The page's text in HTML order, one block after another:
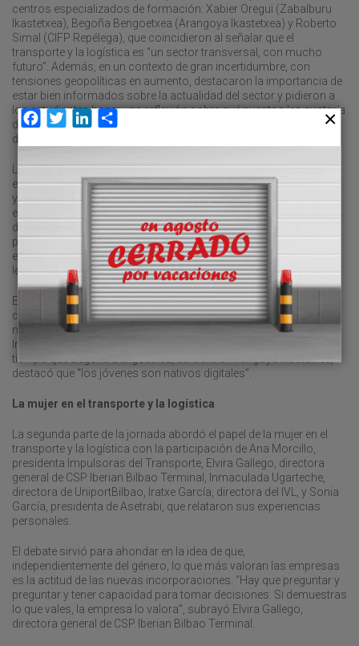
centros especializados de formación: Xabier Oregui (Zabalburu
Ikastetxea), Begoña Bengoetxea (Arangoya Ikastetxea) y Roberto
Simal (CIFP Repélega), que coincidieron al señalar que el
transporte y la logística es “un sector transversal, con mucho
futuro”. Además, en un contexto de gran incertidumbre, con
tensiones geopolíticas en aumento, destacaron la importancia de
estar bien informados sobre la actualidad del sector y pidieron a
los estudiantes hacer una reflexión sobre qué puestos les gustaría
desempeñar. “Conócete a ti mismo”, señaló Begoña Bengoetxea,
del centro Arangoya Ikastetxea.
La jornada sirvió, igualmente, para reflejar la distancia que aún
existe entre las materias que se imparten en los ciclos formativos
y la demanda real del mercado. “Es vital una mayor colaboración
entre los centros educativos, las empresas y las instituciones”,
demandó Unai Arranz, de la empresa Piergurg. Hasta hace bien
poco en el lado de los estudiantes, Arranz reivindicó, a modo de
ejemplo, la incorporación de más temática relacionada con
legislación y marco jurídico.
El encuentro tampoco pasó por alto la exigente agenda verde, “un
coste y una oportunidad”, ni el impacto de la digitalización. “La
mayor resistencia a la tecnología es el factor humano”, reflexionó
Iratxe García, directora del Instituto Vasco de Logística (IVL), al
tiempo que Begoña Bengoetxea, del centro Arangoya Ikastetxea,
destacó que “los jóvenes son nativos digitales”.
La mujer en el transporte y la logística
La segunda parte de la jornada abordó el papel de la mujer en el
transporte y la logística con la participación de Ana Morcillo,
presidenta Impulsoras del Transporte, Elvira Gallego, directora
general de CSP Iberian Bilbao Terminal, Inmaculada Ugarteche,
directora de UniportBilbao, Iratxe García, directora del IVL, y Sonia
García, presidenta de Asetrabi, que relataron sus experiencias
personales.
El debate sirvió para ahondar en la idea de que,
independientemente del género, lo que más valoran las empresas
es la actitud de las nuevas incorporaciones. “Hay que preguntar y
preguntar y tener capacidad para tomar decisiones. Si demuestras
lo que vales, la empresa lo valora”, subrayó Elvira Gallego,
directora general de CSP Iberian Bilbao Terminal.
Facebook
TwitterLinkedIn